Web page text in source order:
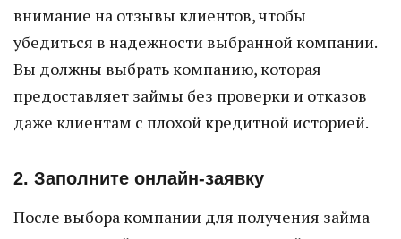
внимание на отзывы клиентов, чтобы
убедиться в надежности выбранной компании.
Вы должны выбрать компанию, которая
предоставляет займы без проверки и отказов
даже клиентам с плохой кредитной историей.
2. Заполните онлайн-заявку
После выбора компании для получения займа